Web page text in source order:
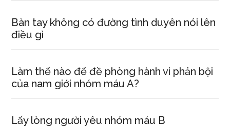
Bàn tay không có đường tình duyên nói lên
điều gì
Làm thể nào để đề phòng hành vi phản bội
của nam giới nhóm máu A?
Lấy lòng người yêu nhóm máu B